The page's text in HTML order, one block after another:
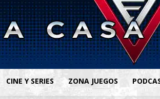
CINE Y SERIES ZONA JUEGOS